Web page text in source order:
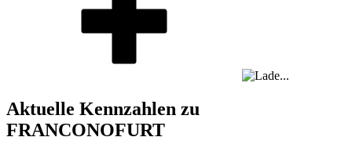
Aktuelle Kennzahlen zu
FRANCONOFURT